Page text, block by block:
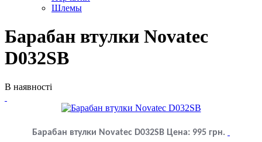
Шлемы
Барабан втулки Novatec
D032SB
В наявності
Барабан втулки Novatec D032SB Цена: 995 грн.